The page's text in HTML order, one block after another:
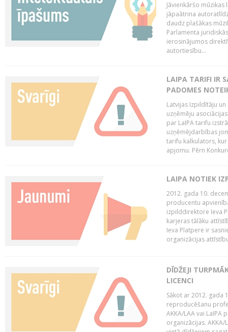
Jāvienkāršo
jāpaātrina
daudz plašākas
Parlamenta
ierosinājumos
autortiesību...
LAIPA TARIFI IR
PADOMES
Latvijas Izpildītāju
uzņēmēju
par LaIPA tarifu
uzņēmējdarbības
tarifu kalkulators,
apjomu. Pērn
LAIPA NOTIEK
2012. gada 10.
producentu
izpilddirektore Ieva
karjeras tālāku
Ieva Platpere ir
organizācijas
DĪDŽEJI
LICENCI
Sākot ar 2012. gada
reproducēšanu
AKKA/LAA vai LaIPA
organizācijas.